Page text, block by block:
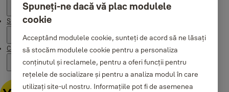
Suport
Campaigns
Spuneți-ne dacă vă plac modulele
cookie
Acceptând modulele cookie, sunteți de acord să ne lăsați
să stocăm modulele cookie pentru a personaliza
conținutul și reclamele, pentru a oferi funcții pentru
rețelele de socializare și pentru a analiza modul în care
utilizați site-ul nostru. Informațiile pot fi de asemenea